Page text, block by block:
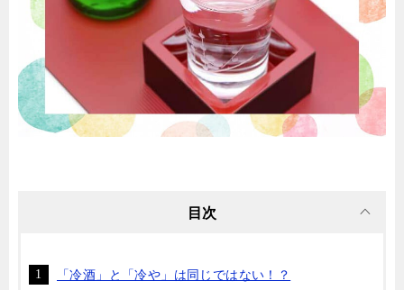
目次
「冷酒」と「冷や」は同じではない！？